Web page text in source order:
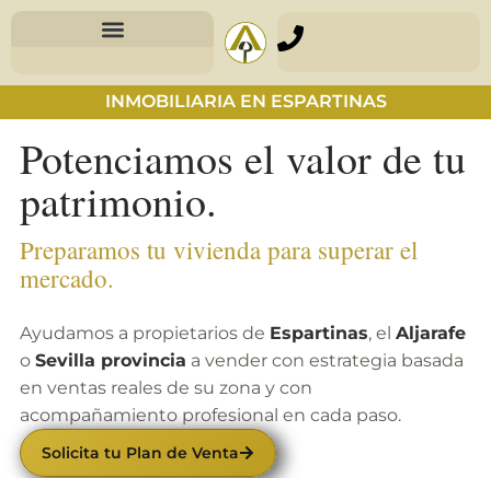
INMOBILIARIA EN ESPARTINAS
Potenciamos el valor de tu
patrimonio.
Preparamos tu vivienda para superar el
mercado.
Ayudamos a propietarios de Espartinas, el Aljarafe
o Sevilla provincia a vender con estrategia basada
en ventas reales de su zona y con
acompañamiento profesional en cada paso.
Solicita tu Plan de Venta